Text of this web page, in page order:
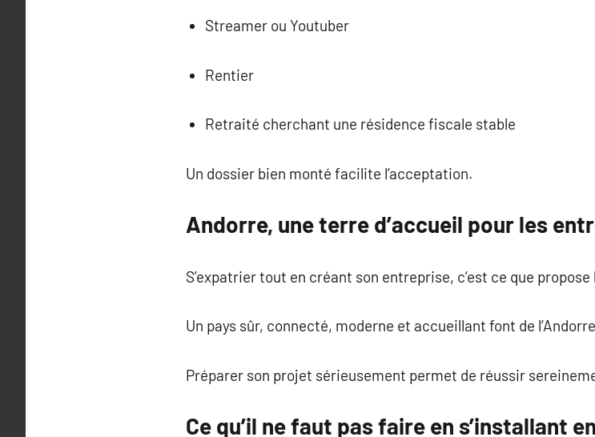
Streamer ou Youtuber
Rentier
Retraité cherchant une résidence fiscale stable
Un dossier bien monté facilite l’acceptation.
Andorre, une terre d’accueil pour les
S’expatrier tout en créant son entreprise, c’est ce que
Un pays sûr, connecté, moderne et accueillant font de
Préparer son projet sérieusement permet de réussir
Ce qu’il ne faut pas faire en s’installant